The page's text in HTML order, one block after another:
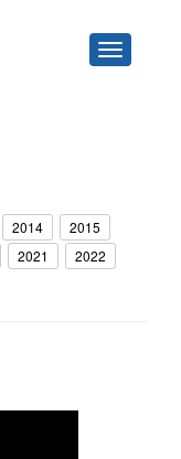
Navigace
2014
2015
2021
2022